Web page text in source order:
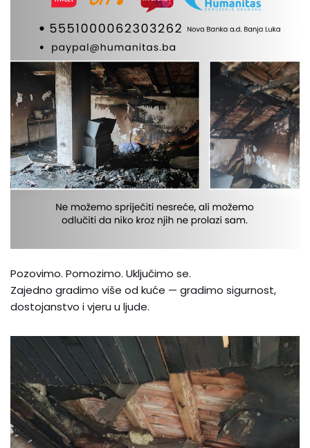
Pozovimo. Pomozimo. Uključimo se.
Zajedno gradimo više od kuće — gradimo sigurnost,
dostojanstvo i vjeru u ljude.